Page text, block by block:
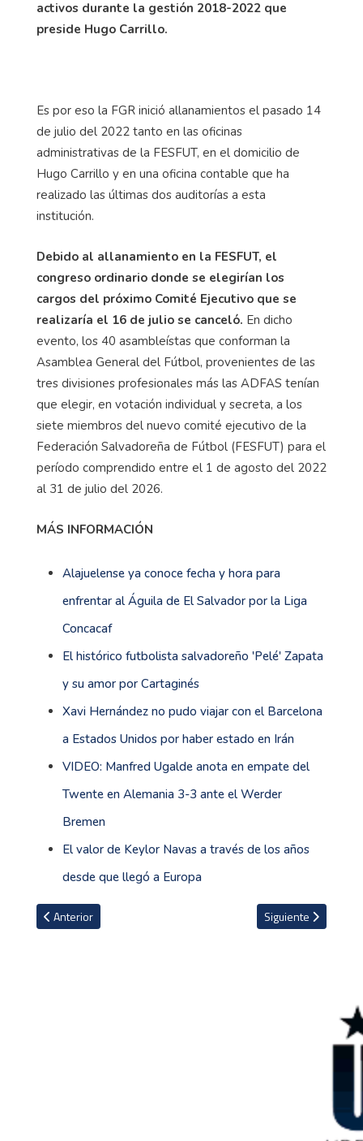
activos durante la gestión 2018-2022 que
preside Hugo Carrillo.
Es por eso la FGR inició allanamientos el pasado 14
de julio del 2022 tanto en las oficinas
administrativas de la FESFUT, en el domicilio de
Hugo Carrillo y en una oficina contable que ha
realizado las últimas dos auditorías a esta
institución.
Debido al allanamiento en la FESFUT, el
congreso ordinario donde se elegirían los
cargos del próximo Comité Ejecutivo que se
realizaría el 16 de julio se canceló. En dicho
evento, los 40 asambleístas que conforman la
Asamblea General del Fútbol, provenientes de las
tres divisiones profesionales más las ADFAS tenían
que elegir, en votación individual y secreta, a los
siete miembros del nuevo comité ejecutivo de la
Federación Salvadoreña de Fútbol (FESFUT) para el
período comprendido entre el 1 de agosto del 2022
al 31 de julio del 2026.
MÁS INFORMACIÓN
Alajuelense ya conoce fecha y hora para
enfrentar al Águila de El Salvador por la Liga
Concacaf
El histórico futbolista salvadoreño 'Pelé' Zapata
y su amor por Cartaginés
Xavi Hernández no pudo viajar con el Barcelona
a Estados Unidos por haber estado en Irán
VIDEO: Manfred Ugalde anota en empate del
Twente en Alemania 3-3 ante el Werder
Bremen
El valor de Keylor Navas a través de los años
desde que llegó a Europa
Artículo anterior: Toni Kroos se burla del Schalke y el club le
Anterior Artículo siguiente:
Siguiente